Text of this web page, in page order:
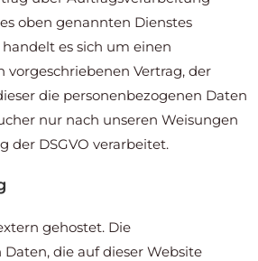
oben genannten Dienstes
es sich um einen
Vertrag, der
die personenbezogenen Daten
nur nach unseren Weisungen
der DSGVO verarbeitet.
gehostet. Die
die auf dieser Website